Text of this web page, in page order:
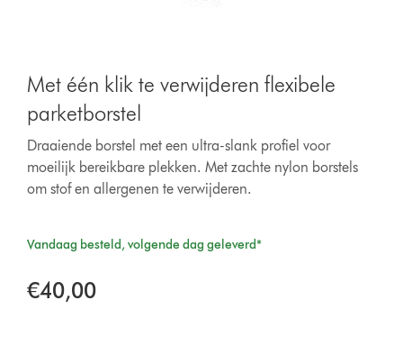
Met één klik te verwijderen flexibele
parketborstel
Draaiende borstel met een ultra-slank profiel voor
moeilijk bereikbare plekken. Met zachte nylon borstels
om stof en allergenen te verwijderen.
Vandaag besteld, volgende dag geleverd*
€40,00